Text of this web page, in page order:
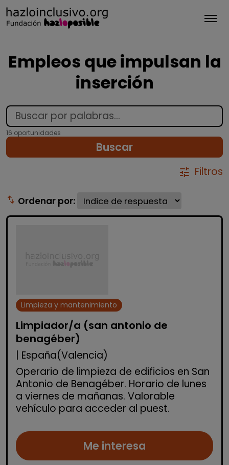
Empleos que impulsan la
inserción
16 oportunidades
Buscar
tune Filtros
swap_vert Ordenar por:
Limpieza y mantenimiento
Limpiador/a (san antonio de
benagéber)
| España(Valencia)
Operario de limpieza de edificios en San
Antonio de Benagéber. Horario de lunes
a viernes de mañanas. Valorable
vehículo para acceder al puest.
Me interesa